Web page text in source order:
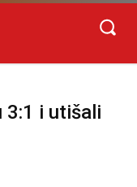
3:1 i utišali